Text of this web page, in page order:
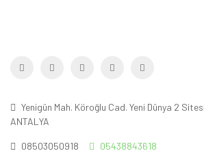
Yenigün Mah. Köroğlu Cad. Yeni Dünya 2
ANTALYA
08503050918 05438843618